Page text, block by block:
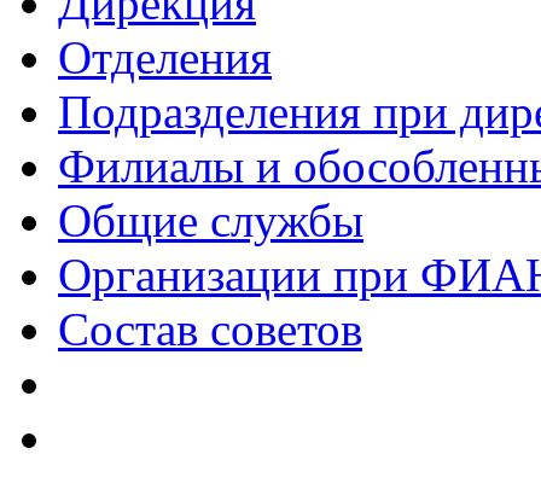
Отделения
Подразделения при
Филиалы и
Общие службы
Организации при
Состав советов